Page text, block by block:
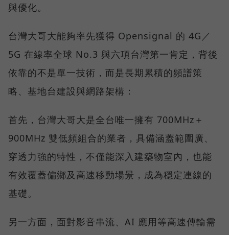
與優化。
台灣大哥大能夠率先獲得 Opensignal 的 4G／
5G 在線率全球 No.3 與六項台灣第一肯定，背後
依靠的不是單一技術，而是長期累積的頻譜策
略、基地台建設與網路架構：
首先，台灣大哥大是全台唯一擁有 700MHz＋
900MHz 雙低頻組合的業者，具備涵蓋範圍廣、
穿透力強的特性，不僅能深入建築物室內，也能
有效覆蓋偏鄉及高速移動場景，成為穩定連線的
基礎。
另一方面，面對影音串流、AI 應用等高速傳輸需